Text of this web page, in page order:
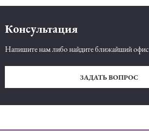
Консультация
Напишите нам либо найдите ближайший офис
ЗАДАТЬ ВОПРОС